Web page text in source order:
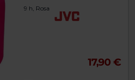
9 h, Rosa
17,90 €